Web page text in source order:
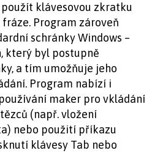
klávesovou zkratku
Program zároveň
schránky Windows –
který byl postupně
a tím umožňuje jeho
Program nabízí i
maker pro vkládání
(např. vložení
nebo použití příkazu
klávesy Tab nebo